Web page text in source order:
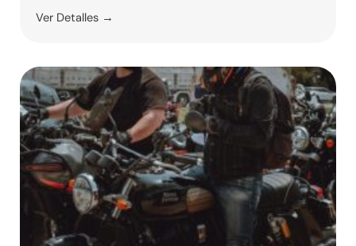
Ver Detalles →